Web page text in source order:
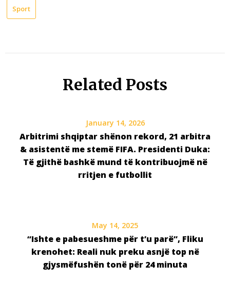
Sport
Related Posts
January 14, 2026
Arbitrimi shqiptar shënon rekord, 21 arbitra
& asistentë me stemë FIFA. Presidenti Duka:
Të gjithë bashkë mund të kontribuojmë në
rritjen e futbollit
May 14, 2025
“Ishte e pabesueshme për t’u parë”, Fliku
krenohet: Reali nuk preku asnjë top në
gjysmëfushën tonë për 24 minuta